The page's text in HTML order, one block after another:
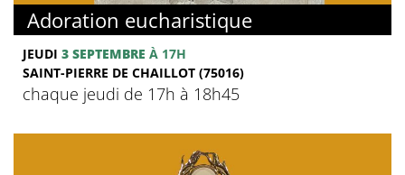
Adoration eucharistique
JEUDI 3 SEPTEMBRE À 17H
SAINT-PIERRE DE CHAILLOT (75016)
chaque jeudi de 17h à 18h45